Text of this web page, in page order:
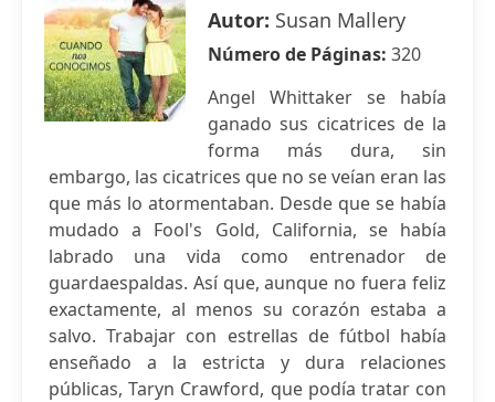
Autor: Susan Mallery
Número de Páginas: 320
Angel Whittaker se había
ganado sus cicatrices de la
forma más dura, sin
embargo, las cicatrices que no se veían eran las
que más lo atormentaban. Desde que se había
mudado a Fool's Gold, California, se había
labrado una vida como entrenador de
guardaespaldas. Así que, aunque no fuera feliz
exactamente, al menos su corazón estaba a
salvo. Trabajar con estrellas de fútbol había
enseñado a la estricta y dura relaciones
públicas, Taryn Crawford, que podía tratar con